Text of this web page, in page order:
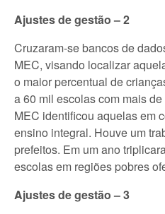
Ajustes de gestão – 2
Cruzaram-se bancos de
MEC, visando localizar
o maior percentual de
a 60 mil escolas com mais
MEC identificou aquelas em
ensino integral. Houve um
prefeitos. Em um ano
escolas em regiões pobres
Ajustes de gestão – 3